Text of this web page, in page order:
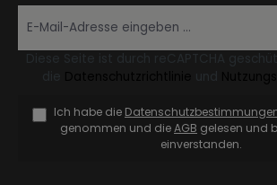
Ich habe die
genommen und dieAGB gelesen und
einverstanden.